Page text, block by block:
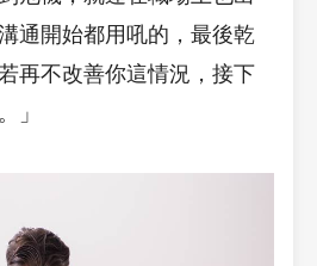
通開始都用吼的，最後乾
再不改善你這情況，接下
」